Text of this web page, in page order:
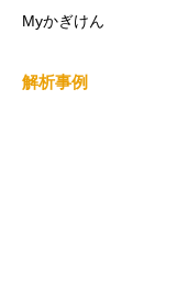
Myかぎけん
解析事例